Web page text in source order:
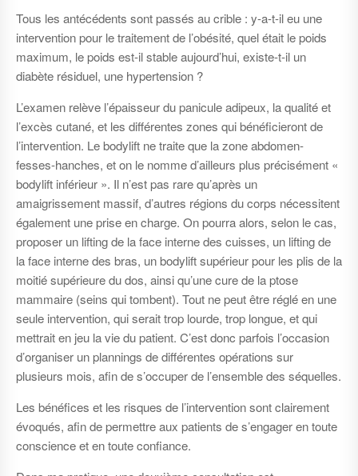
Tous les antécédents sont passés au crible : y-a-t-il eu une
intervention pour le traitement de l’obésité, quel était le poids
maximum, le poids est-il stable aujourd’hui, existe-t-il un
diabète résiduel, une hypertension ?
L’examen relève l’épaisseur du panicule adipeux, la qualité et
l’excès cutané, et les différentes zones qui bénéficieront de
l’intervention. Le bodylift ne traite que la zone abdomen-
fesses-hanches, et on le nomme d’ailleurs plus précisément «
bodylift inférieur ». Il n’est pas rare qu’après un
amaigrissement massif, d’autres régions du corps nécessitent
également une prise en charge. On pourra alors, selon le cas,
proposer un lifting de la face interne des cuisses, un lifting de
la face interne des bras, un bodylift supérieur pour les plis de la
moitié supérieure du dos, ainsi qu’une cure de la ptose
mammaire (seins qui tombent). Tout ne peut être réglé en une
seule intervention, qui serait trop lourde, trop longue, et qui
mettrait en jeu la vie du patient. C’est donc parfois l’occasion
d’organiser un plannings de différentes opérations sur
plusieurs mois, afin de s’occuper de l’ensemble des séquelles.
Les bénéfices et les risques de l’intervention sont clairement
évoqués, afin de permettre aux patients de s’engager en toute
conscience et en toute confiance.